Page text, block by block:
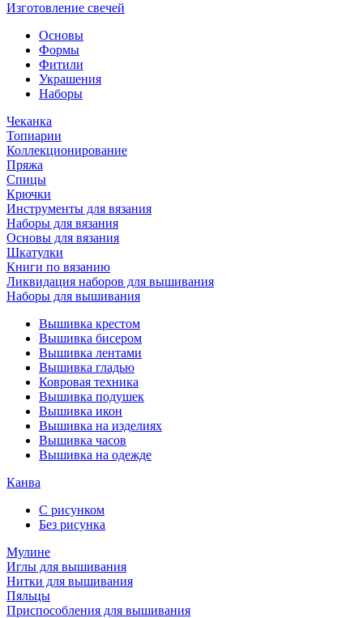
Изготовление свечей
Основы
Формы
Фитили
Украшения
Наборы
Чеканка
Топиарии
Коллекционирование
Пряжа
Спицы
Крючки
Инструменты для вязания
Наборы для вязания
Основы для вязания
Шкатулки
Книги по вязанию
Ликвидация наборов для вышивания
Наборы для вышивания
Вышивка крестом
Вышивка бисером
Вышивка лентами
Вышивка гладью
Ковровая техника
Вышивка подушек
Вышивка икон
Вышивка на изделиях
Вышивка часов
Вышивка на одежде
Канва
С рисунком
Без рисунка
Мулине
Иглы для вышивания
Нитки для вышивания
Пяльцы
Приспособления для вышивания